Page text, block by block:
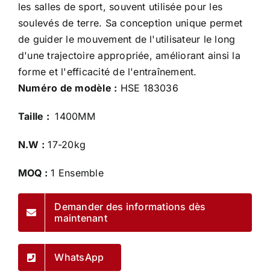
les salles de sport, souvent utilisée pour les
soulevés de terre. Sa conception unique permet
de guider le mouvement de l'utilisateur le long
d'une trajectoire appropriée, améliorant ainsi la
forme et l'efficacité de l'entraînement.
Numéro de modèle : HSE 183036
Taille : 1400MM
N.W : 17-20kg
MOQ : 1 Ensemble
Demander des informations dès
maintenant
WhatsApp